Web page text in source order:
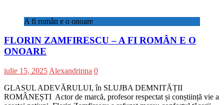
A fi român e o onoare
FLORIN ZAMFIRESCU – A FI ROMÂN E O
ONOARE
iulie 15, 2025 Alexandrinna 0
GLASUL ADEVĂRULUI, în SLUJBA DEMNITĂȚII
ROMÂNEȘTI Actor de marcă, profesor respectat și conștiință vie a